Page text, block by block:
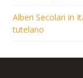
Alberi Secolari in
tutelano